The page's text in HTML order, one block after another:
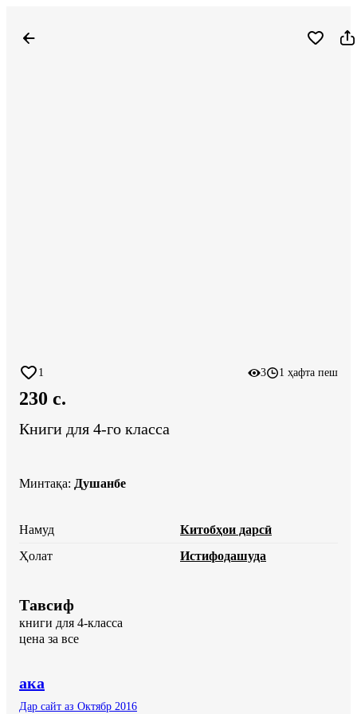
1 3 1 ҳафта пеш
230 c.
Книги для 4-го класса
Минтақа: Душанбе
Намуд
Китобҳои дарсӣ
Ҳолат
Истифодашуда
Тавсиф
книги для 4-класса
цена за все
ака
Дар сайт аз Октябр 2016